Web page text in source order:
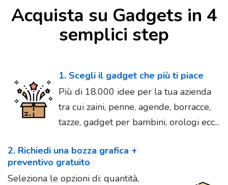
Acquista su Gadgets in 4
semplici step
1. Scegli il gadget che più ti piace
Più di 18.000 idee per la tua azienda
tra cui zaini, penne, agende, borracce,
tazze, gadget per bambini, orologi ecc...
2. Richiedi una bozza grafica +
preventivo gratuito
Seleziona le opzioni di: quantità,